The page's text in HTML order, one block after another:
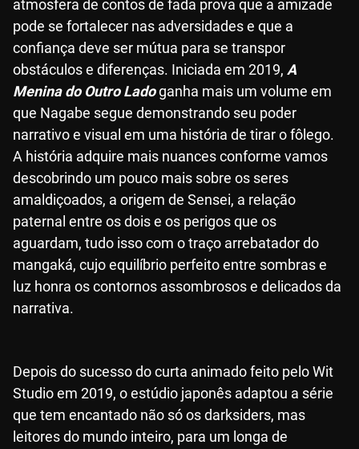
atmosfera de contos de fada prova que a amizade
pode se fortalecer nas adversidades e que a
confiança deve ser mútua para se transpor
obstáculos e diferenças. Iniciada em 2019, A
Menina do Outro Ladoganha mais um volume em
que Nagabe segue demonstrando seu poder
narrativo e visual em uma história de tirar o fôlego.
A história adquire mais nuances conforme vamos
descobrindo um pouco mais sobre os seres
amaldiçoados, a origem de Sensei, a relação
paternal entre os dois e os perigos que os
aguardam, tudo isso com o traço arrebatador do
mangaká, cujo equilíbrio perfeito entre sombras e
luz honra os contornos assombrosos e delicados da
narrativa.
Depois do sucesso do curta animado feito pelo Wit
Studio em 2019, o estúdio japonês adaptou a série
que tem encantado não só os darksiders, mas
leitores do mundo inteiro, para um longa de